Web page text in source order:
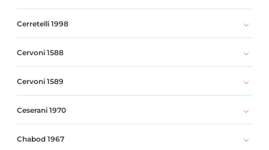
Cerretelli 1998
Cervoni 1588
Cervoni 1589
Ceserani 1970
Chabod 1967